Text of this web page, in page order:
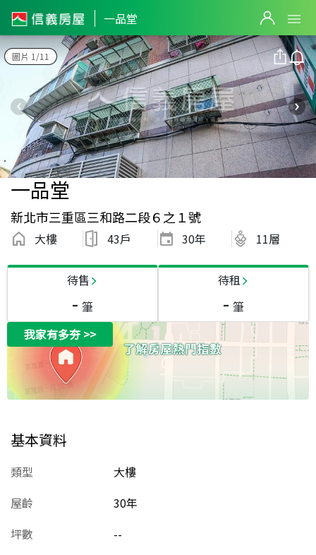
一品堂
圖片 1/11
一品堂
新北市三重區三和路二段６之１號
大樓 43戶 30年 11層
待售
- 筆
待租
- 筆
我家有多夯>>
基本資料
類型
大樓
屋齡
30年
坪數
--